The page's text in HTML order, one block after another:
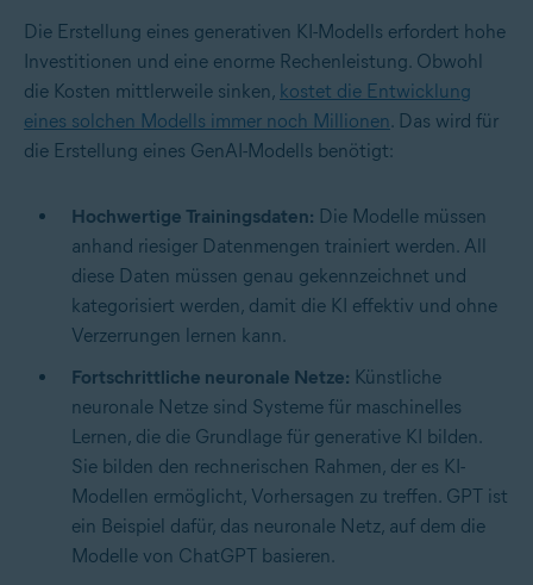
Die Erstellung eines generativen KI-Modells erfordert hohe
Investitionen und eine enorme Rechenleistung. Obwohl
die Kosten mittlerweile sinken, kostet die Entwicklung
eines solchen Modells immer noch Millionen. Das wird für
die Erstellung eines GenAI-Modells benötigt:
Hochwertige Trainingsdaten: Die Modelle müssen
anhand riesiger Datenmengen trainiert werden. All
diese Daten müssen genau gekennzeichnet und
kategorisiert werden, damit die KI effektiv und ohne
Verzerrungen lernen kann.
Fortschrittliche neuronale Netze: Künstliche
neuronale Netze sind Systeme für maschinelles
Lernen, die die Grundlage für generative KI bilden.
Sie bilden den rechnerischen Rahmen, der es KI-
Modellen ermöglicht, Vorhersagen zu treffen. GPT ist
ein Beispiel dafür, das neuronale Netz, auf dem die
Modelle von ChatGPT basieren.